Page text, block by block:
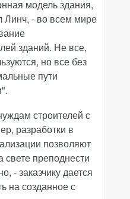
модель здания,
Линч, - во всем мире
зданий. Не все,
но все без
пути
строителей с
разработки в
позволяют
свете преподнести
- заказчику дается
на созданное с